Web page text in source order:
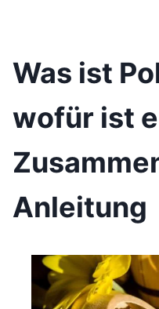
Was ist
wofür ist
Anleitung